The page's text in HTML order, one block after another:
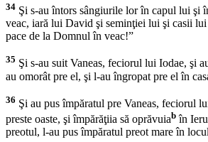
34 Şi s-au întors sângiurile lor în capul lui şi
veac, iară lui David şi seminţiei lui şi casii
pace de la Domnul în veac!”
35 Şi s-au suit Vaneas, feciorul lui Iodae, şi
au omorât pre el, şi l-au îngropat pre el în
36 Şi au pus împăratul pre Vaneas, feciorul
preste oaste, şi împărăţiia să oprăvuiab în
preotul, l-au pus împăratul preot mare în